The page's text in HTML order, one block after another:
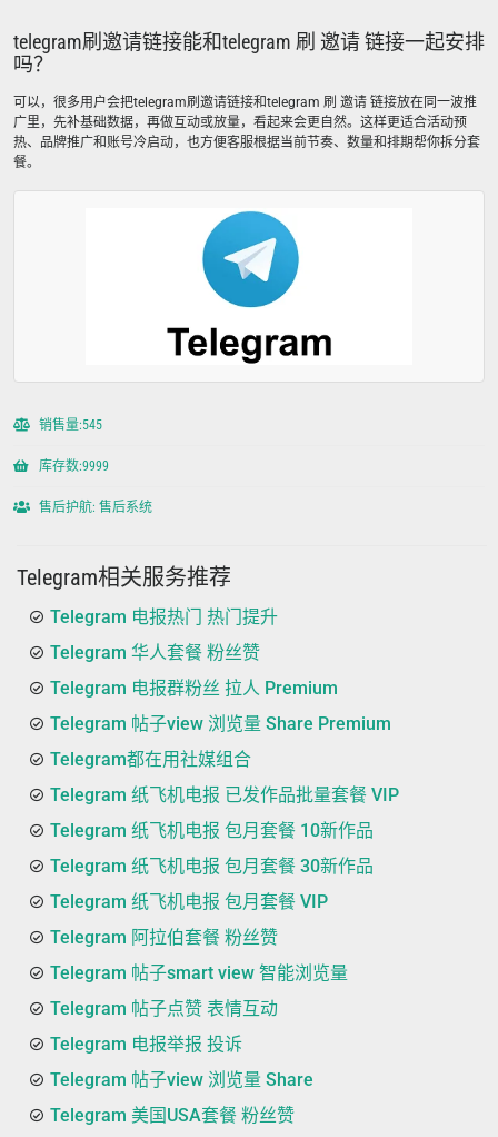
telegram刷邀请链接能和telegram 刷 邀请 链接一起安排
吗？
可以，很多用户会把telegram刷邀请链接和telegram 刷 邀请 链接放在同一波推
广里，先补基础数据，再做互动或放量，看起来会更自然。这样更适合活动预
热、品牌推广和账号冷启动，也方便客服根据当前节奏、数量和排期帮你拆分套
餐。
销售量:545
库存数:9999
售后护航: 售后系统
Telegram相关服务推荐
Telegram 电报热门 热门提升
Telegram 华人套餐 粉丝赞
Telegram 电报群粉丝 拉人 Premium
Telegram 帖子view 浏览量 Share Premium
Telegram都在用社媒组合
Telegram 纸飞机电报 已发作品批量套餐 VIP
Telegram 纸飞机电报 包月套餐 10新作品
Telegram 纸飞机电报 包月套餐 30新作品
Telegram 纸飞机电报 包月套餐 VIP
Telegram 阿拉伯套餐 粉丝赞
Telegram 帖子smart view 智能浏览量
Telegram 帖子点赞 表情互动
Telegram 电报举报 投诉
Telegram 帖子view 浏览量 Share
Telegram 美国USA套餐 粉丝赞